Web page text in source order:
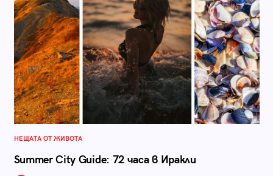
НЕЩАТА ОТ ЖИВОТА
Summer City Guide: 72 часа в Иракли